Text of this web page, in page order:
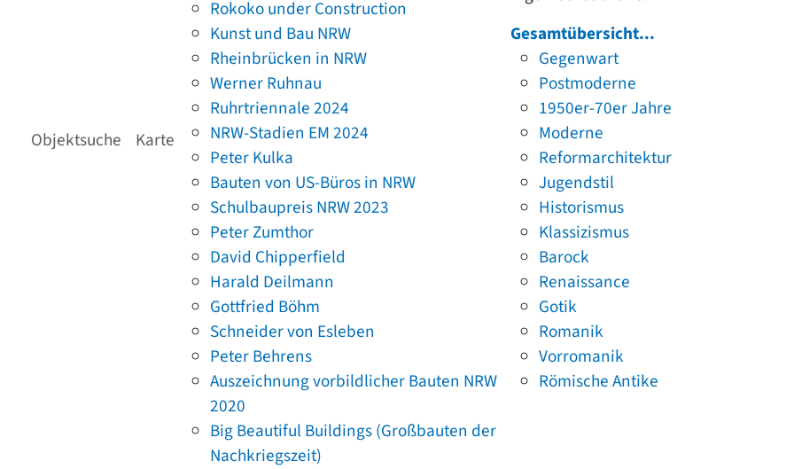
Objektsuche Karte
Rokoko under Construction
Kunst und Bau NRW
Rheinbrücken in NRW
Werner Ruhnau
Ruhrtriennale 2024
NRW-Stadien EM 2024
Peter Kulka
Bauten von US-Büros in NRW
Schulbaupreis NRW 2023
Peter Zumthor
David Chipperfield
Harald Deilmann
Gottfried Böhm
Schneider von Esleben
Peter Behrens
Auszeichnung vorbildlicher Bauten NRW
2020
Big Beautiful Buildings (Großbauten der
Nachkriegszeit)
Gesamtübersicht...
Gegenwart
Postmoderne
1950er-70er Jahre
Moderne
Reformarchitektur
Jugendstil
Historismus
Klassizismus
Barock
Renaissance
Gotik
Romanik
Vorromanik
Römische Antike